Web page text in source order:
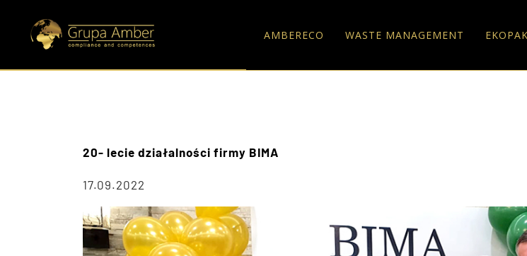
AMBERECO WASTE MANAGEMENT EKOPAK
20- lecie działalności firmy BIMA
17.09.2022